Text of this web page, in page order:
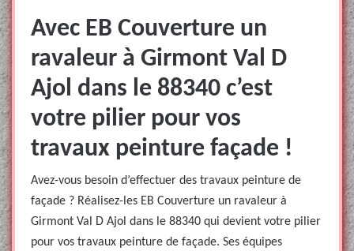
Avec EB Couverture un
ravaleur à Girmont Val D
Ajol dans le 88340 c’est
votre pilier pour vos
travaux peinture façade !
Avez-vous besoin d’effectuer des travaux peinture de
façade ? Réalisez-les EB Couverture un ravaleur à
Girmont Val D Ajol dans le 88340 qui devient votre pilier
pour vos travaux peinture de façade. Ses équipes